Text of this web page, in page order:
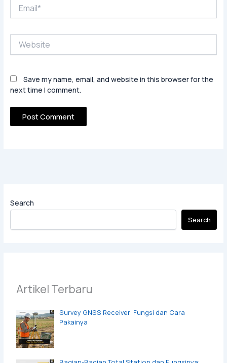
Search
Search
Artikel Terbaru
Survey GNSS Receiver: Fungsi dan Cara
Pakainya
Save my name, email, and website in this browser for the
next time I comment.